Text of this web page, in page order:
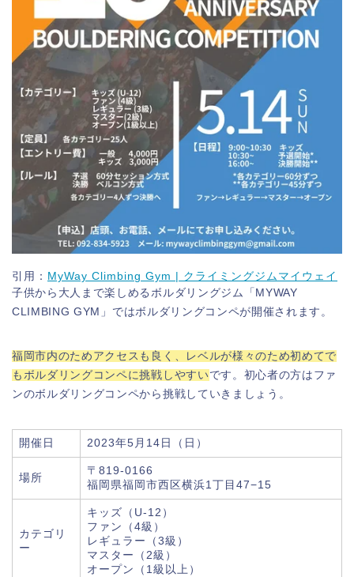
引用： MyWay Climbing Gym | クライミングジムマイウェイ
子供から大人まで楽しめるボルダリングジム「MYWAY
CLIMBING GYM」ではボルダリングコンペが開催されます。
福岡市内のためアクセスも良く、レベルが様々のため初めてで
もボルダリングコンペに挑戦しやすいです。初心者の方はファ
ンのボルダリングコンペから挑戦していきましょう。
開催日 2023年5月14日（日）
場所
〒819-0166
福岡県福岡市西区横浜1丁目47−15
カテゴリ
ー
キッズ（U-12）
ファン（4級）
レギュラー（3級）
マスター（2級）
オープン（1級以上）